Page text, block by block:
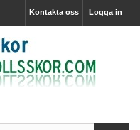
Logga in
Kontakta oss